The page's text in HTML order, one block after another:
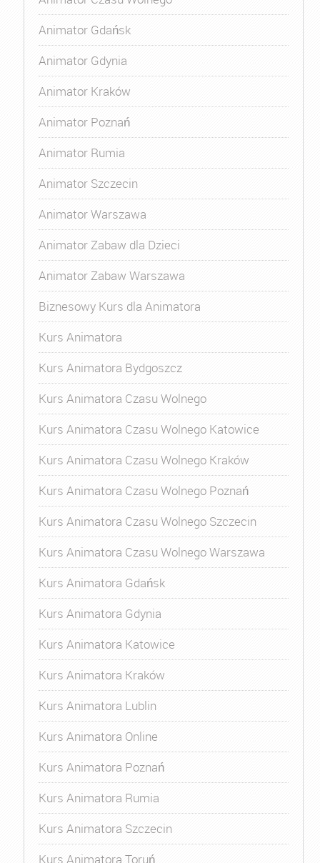
Animator Gdańsk
Animator Gdynia
Animator Kraków
Animator Poznań
Animator Rumia
Animator Szczecin
Animator Warszawa
Animator Zabaw dla Dzieci
Animator Zabaw Warszawa
Biznesowy Kurs dla Animatora
Kurs Animatora
Kurs Animatora Bydgoszcz
Kurs Animatora Czasu Wolnego
Kurs Animatora Czasu Wolnego Katowice
Kurs Animatora Czasu Wolnego Kraków
Kurs Animatora Czasu Wolnego Poznań
Kurs Animatora Czasu Wolnego Szczecin
Kurs Animatora Czasu Wolnego Warszawa
Kurs Animatora Gdańsk
Kurs Animatora Gdynia
Kurs Animatora Katowice
Kurs Animatora Kraków
Kurs Animatora Lublin
Kurs Animatora Online
Kurs Animatora Poznań
Kurs Animatora Rumia
Kurs Animatora Szczecin
Kurs Animatora Toruń